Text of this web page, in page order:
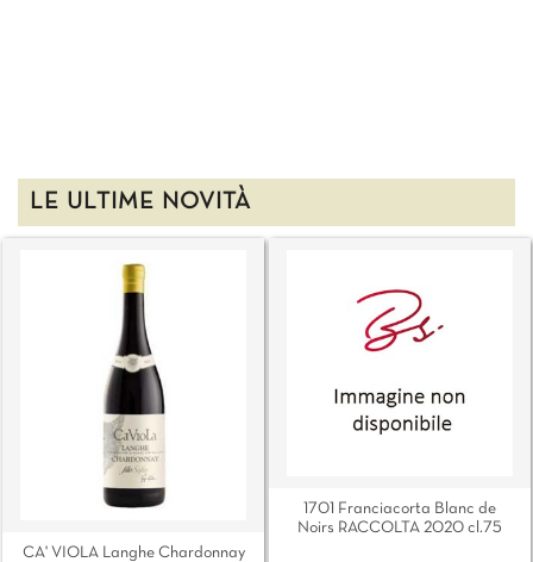
LE ULTIME NOVITÀ
CA' VIOLA Langhe Chardonnay
1701 Franciacorta Blanc de
Noirs RACCOLTA 2020 cl.75